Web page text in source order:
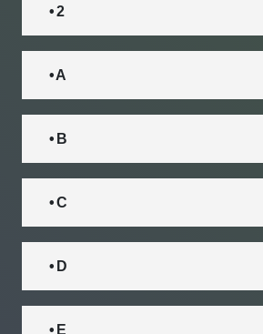
• 2
• A
• B
• C
• D
• E